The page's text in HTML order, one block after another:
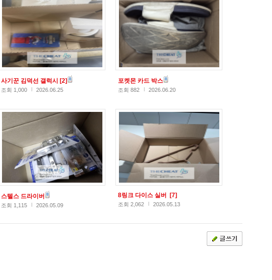
사기꾼 김덕선 갤럭시 [2]
조회 1,000 2026.06.25
포켓몬 카드 박스
조회 882 2026.06.20
스텔스 드라이버
조회 1,115 2026.05.09
8링크 다이스 실버 [7]
조회 2,062 2026.05.13